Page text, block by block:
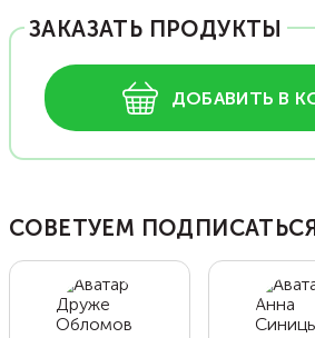
ЗАКАЗАТЬ ПРОДУКТЫ
ДОБАВИТЬ В
СОВЕТУЕМ